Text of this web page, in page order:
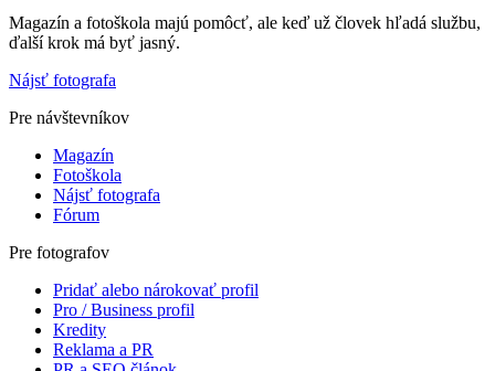
Magazín a fotoškola majú pomôcť, ale keď už človek hľadá službu,
ďalší krok má byť jasný.
Nájsť fotografa
Pre návštevníkov
Magazín
Fotoškola
Nájsť fotografa
Fórum
Pre fotografov
Pridať alebo nárokovať profil
Pro / Business profil
Kredity
Reklama a PR